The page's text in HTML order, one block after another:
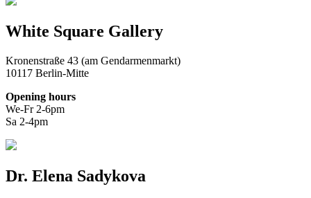
White Square Gallery
Kronenstraße 43 (am Gendarmenmarkt)
10117 Berlin-Mitte
Opening hours
We-Fr 2-6pm
Sa 2-4pm
Dr. Elena Sadykova